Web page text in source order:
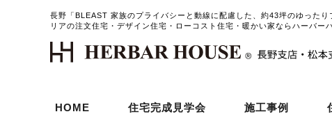
長野「BLEAST 家族のプライバシーと動線に配慮した、約43坪のゆった
リアの注文住宅・デザイン住宅・ローコスト住宅・暖かい家ならハーバー
HOME 住宅完成見学会 施工事例